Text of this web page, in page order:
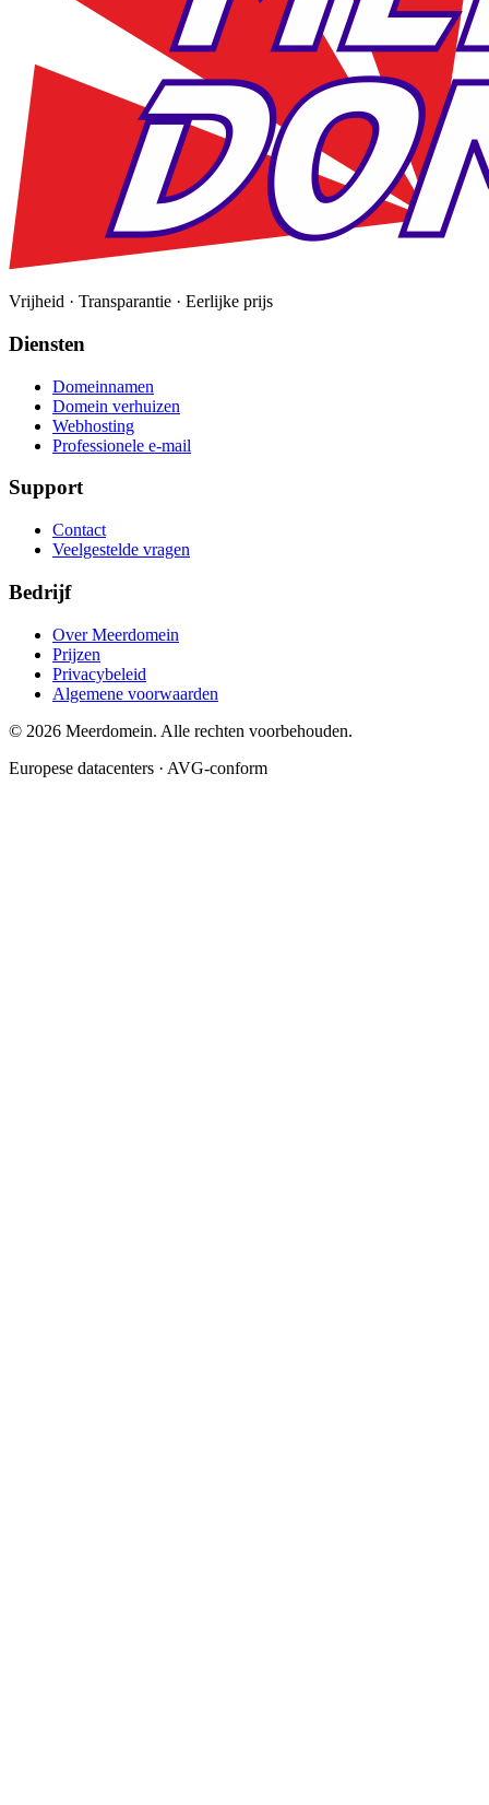
Vrijheid · Transparantie · Eerlijke prijs
Diensten
Domeinnamen
Domein verhuizen
Webhosting
Professionele e-mail
Support
Contact
Veelgestelde vragen
Bedrijf
Over Meerdomein
Prijzen
Privacybeleid
Algemene voorwaarden
© 2026 Meerdomein. Alle rechten voorbehouden.
Europese datacenters · AVG-conform